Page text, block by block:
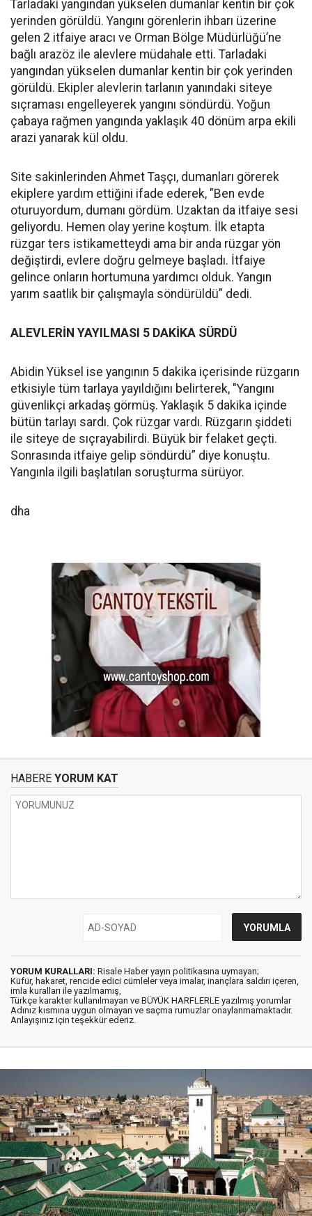
Tarladaki yangından yükselen dumanlar kentin bir çok
yerinden görüldü. Yangını görenlerin ihbarı üzerine
gelen 2 itfaiye aracı ve Orman Bölge Müdürlüğü’ne
bağlı arazöz ile alevlere müdahale etti. Tarladaki
yangından yükselen dumanlar kentin bir çok yerinden
görüldü. Ekipler alevlerin tarlanın yanındaki siteye
sıçraması engelleyerek yangını söndürdü. Yoğun
çabaya rağmen yangında yaklaşık 40 dönüm arpa ekili
arazi yanarak kül oldu.
Site sakinlerinden Ahmet Taşçı, dumanları görerek
ekiplere yardım ettiğini ifade ederek, "Ben evde
oturuyordum, dumanı gördüm. Uzaktan da itfaiye sesi
geliyordu. Hemen olay yerine koştum. İlk etapta
rüzgar ters istikametteydi ama bir anda rüzgar yön
değiştirdi, evlere doğru gelmeye başladı. İtfaiye
gelince onların hortumuna yardımcı olduk. Yangın
yarım saatlik bir çalışmayla söndürüldü” dedi.
ALEVLERİN YAYILMASI 5 DAKİKA SÜRDÜ
Abidin Yüksel ise yangının 5 dakika içerisinde rüzgarın
etkisiyle tüm tarlaya yayıldığını belirterek, "Yangını
güvenlikçi arkadaş görmüş. Yaklaşık 5 dakika içinde
bütün tarlayı sardı. Çok rüzgar vardı. Rüzgarın şiddeti
ile siteye de sıçrayabilirdi. Büyük bir felaket geçti.
Sonrasında itfaiye gelip söndürdü” diye konuştu.
Yangınla ilgili başlatılan soruşturma sürüyor.
dha
HABERE YORUM KAT
YORUM KURALLARI: Risale Haber yayın politikasına uymayan;
Küfür, hakaret, rencide edici cümleler veya imalar, inançlara saldırı içeren,
imla kuralları ile yazılmamış,
Türkçe karakter kullanılmayan ve BÜYÜK HARFLERLE yazılmış yorumlar
Adınız kısmına uygun olmayan ve saçma rumuzlar onaylanmamaktadır.
Anlayışınız için teşekkür ederiz.